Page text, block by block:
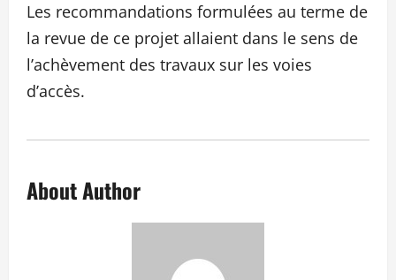
Les recommandations formulées au terme de
la revue de ce projet allaient dans le sens de
l’achèvement des travaux sur les voies
d’accès.
About Author